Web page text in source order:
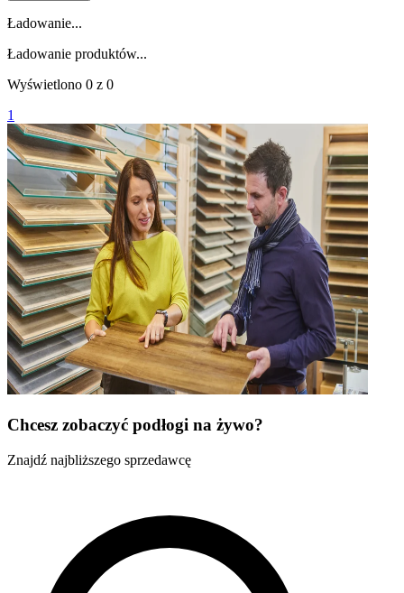
Ładowanie...
Ładowanie produktów...
Wyświetlono 0 z 0
1
Chcesz zobaczyć podłogi na żywo?
Znajdź najbliższego sprzedawcę